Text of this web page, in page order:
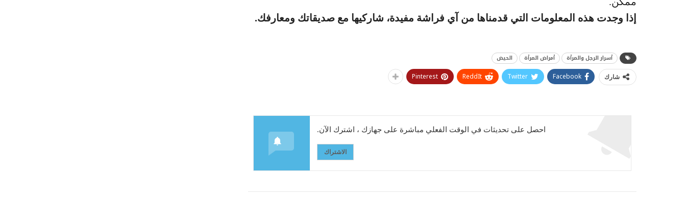
إذا وجدت هذه المعلومات التي قدمناها من آي فراشة مفيدة، شاركيها مع صديقاتك ومعارفك.
أسرار الرجل والمرأة أمراض المرأة الحيض
شارك Facebook
Twitter
ReddIt
Pinterest
احصل على تحديثات في الوقت الفعلي مباشرة على جهازك ، اشترك الآن.
الاشتراك